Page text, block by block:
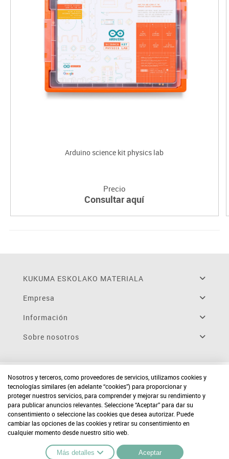
Arduino science kit physics lab
Precio
Consultar aquí
KUKUMA ESKOLAKO MATERIALA
Empresa
Información
Sobre nosotros
Nosotros y terceros, como proveedores de servicios, utilizamos cookies y
tecnologías similares (en adelante “cookies”) para proporcionar y
proteger nuestros servicios, para comprender y mejorar su rendimiento y
para publicar anuncios relevantes. Seleccione “Aceptar” para dar su
consentimiento o seleccione las cookies que desea autorizar. Puede
cambiar las opciones de las cookies y retirar su consentimiento en
cualquier momento desde nuestro sitio web.
Más detalles Aceptar